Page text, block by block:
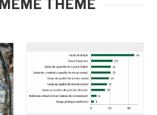
THÈME